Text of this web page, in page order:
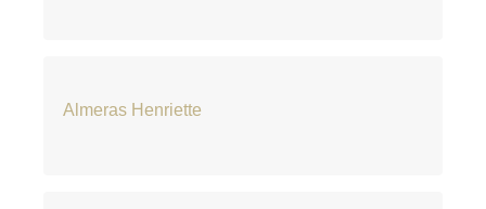
Almeras Henriette